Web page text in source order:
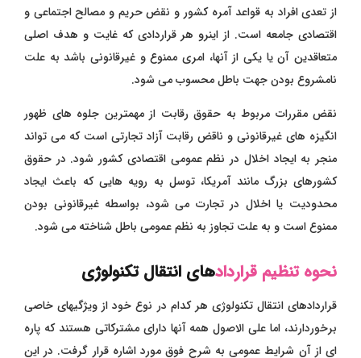
از تعدی افراد به قواعد آمره کشور و نقض حریم و مصالح اجتماعی و
اقتصادی جامعه است. از اینرو هر قراردادی که غایت و هدف اصلی
متعاقدین آن یا یکی از آنها، امری ممنوع و غیرقانونی باشد به علت
نامشروع بودن جهت باطل محسوب می شود.
نقض مقررات مربوط به حقوق رقابت از مهمترین جلوه های ظهور
انگیزه های غیرقانونی و ناقض رقابت آزاد تجارتی است که می تواند
منجر به ایجاد اخلال در نظم عمومی اقتصادی کشور شود. در حقوق
کشورهای بزرگ مانند آمریکا، توسل به رویه هایی که باعث ایجاد
محدودیت یا اخلال در تجارت می شود، بواسطه غیرقانونی بودن
ممنوع است و به علت تجاوز به نظم عمومی باطل شناخته می شود.
نحوه تنظیم قراردادهای انتقال تکنولوژی
قراردادهای انتقال تکنولوژی هر کدام در نوع خود از ویژگیهای خاصی
برخوردارند، اما علی الاصول همه آنها دارای مشترکاتی هستند که پاره
ای از آن شرایط عمومی به شرح فوق مورد اشاره قرار گرفت. در این